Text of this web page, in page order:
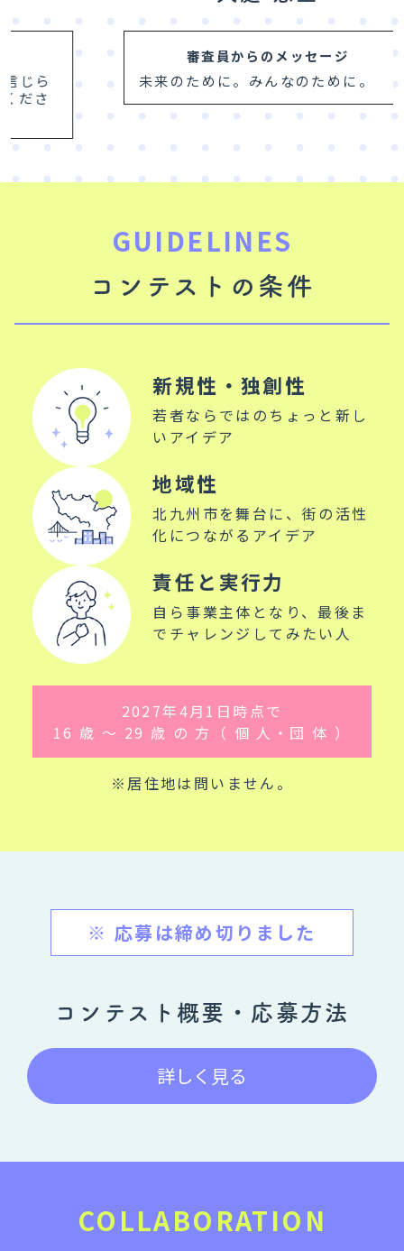
審査員からのメッセージ
未来のために。みんなのために。
コンテストの条件
若者ならではのちょっと新し
いアイデア
地域性
北九州市を舞台に、街の活性
化につながるアイデア
責任と実行力
自ら事業主体となり、最後ま
でチャレンジしてみたい人
詳しく見る
Z世代の